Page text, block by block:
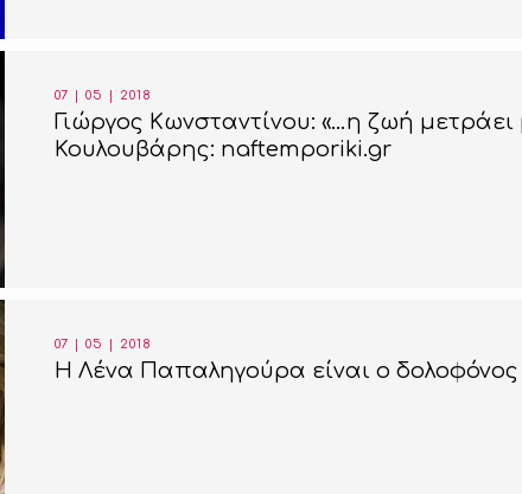
07 | 05 | 2018
Γιώργος Κωνσταντίνου: «…η ζωή
Κουλουβάρης: naftemporiki.gr
07 | 05 | 2018
Η Λένα Παπαληγούρα είναι ο